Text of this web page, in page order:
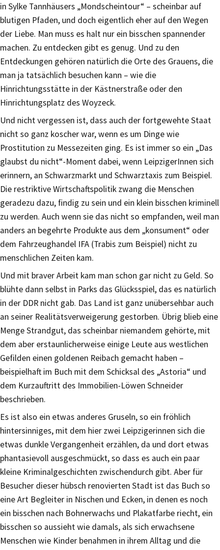
in Sylke Tannhäusers „Mondscheintour“ – scheinbar auf
blutigen Pfaden, und doch eigentlich eher auf den Wegen
der Liebe. Man muss es halt nur ein bisschen spannender
machen. Zu entdecken gibt es genug. Und zu den
Entdeckungen gehören natürlich die Orte des Grauens, die
man ja tatsächlich besuchen kann – wie die
Hinrichtungsstätte in der Kästnerstraße oder den
Hinrichtungsplatz des Woyzeck.
Und nicht vergessen ist, dass auch der fortgewehte Staat
nicht so ganz koscher war, wenn es um Dinge wie
Prostitution zu Messezeiten ging. Es ist immer so ein „Das
glaubst du nicht“-Moment dabei, wenn LeipzigerInnen sich
erinnern, an Schwarzmarkt und Schwarztaxis zum Beispiel.
Die restriktive Wirtschaftspolitik zwang die Menschen
geradezu dazu, findig zu sein und ein klein bisschen kriminell
zu werden. Auch wenn sie das nicht so empfanden, weil man
anders an begehrte Produkte aus dem „konsument“ oder
dem Fahrzeughandel IFA (Trabis zum Beispiel) nicht zu
menschlichen Zeiten kam.
Und mit braver Arbeit kam man schon gar nicht zu Geld. So
blühte dann selbst in Parks das Glücksspiel, das es natürlich
in der DDR nicht gab. Das Land ist ganz unübersehbar auch
an seiner Realitätsverweigerung gestorben. Übrig blieb eine
Menge Strandgut, das scheinbar niemandem gehörte, mit
dem aber erstaunlicherweise einige Leute aus westlichen
Gefilden einen goldenen Reibach gemacht haben –
beispielhaft im Buch mit dem Schicksal des „Astoria“ und
dem Kurzauftritt des Immobilien-Löwen Schneider
beschrieben.
Es ist also ein etwas anderes Gruseln, so ein fröhlich
hintersinniges, mit dem hier zwei Leipzigerinnen sich die
etwas dunkle Vergangenheit erzählen, da und dort etwas
phantasievoll ausgeschmückt, so dass es auch ein paar
kleine Kriminalgeschichten zwischendurch gibt. Aber für
Besucher dieser hübsch renovierten Stadt ist das Buch so
eine Art Begleiter in Nischen und Ecken, in denen es noch
ein bisschen nach Bohnerwachs und Plakatfarbe riecht, ein
bisschen so aussieht wie damals, als sich erwachsene
Menschen wie Kinder benahmen in ihrem Alltag und die